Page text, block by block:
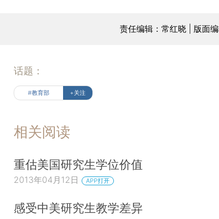
责任编辑：常红晓 | 版面
话题：
#教育部 +关注
相关阅读
重估美国研究生学位价值
2013年04月12日 APP打开
感受中美研究生教学差异